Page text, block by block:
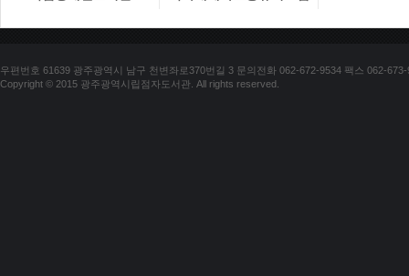
우편번호 61639 광주광역시 남구 천변좌로370번길 3 문의전화 062-672-9534 팩스 062-673-
Copyright © 2015 광주광역시립점자도서관. All rights reserved.